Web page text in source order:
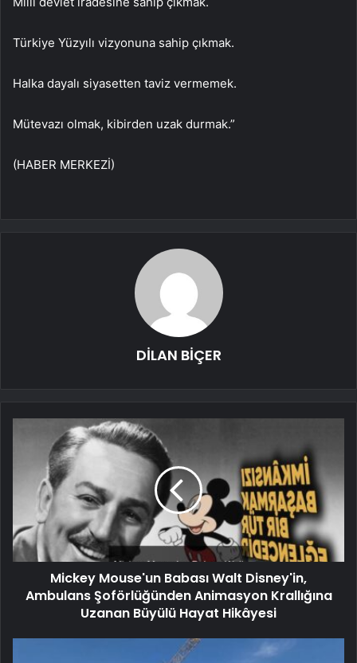
Türkiye Yüzyılı vizyonuna sahip çıkmak.
Halka dayalı siyasetten taviz vermemek.
Mütevazı olmak, kibirden uzak durmak.”
(HABER MERKEZİ)
DİLAN BİÇER
Mickey Mouse'un Babası Walt Disney'in,
Ambulans Şoförlüğünden Animasyon Krallığına
Uzanan Büyülü Hayat Hikâyesi